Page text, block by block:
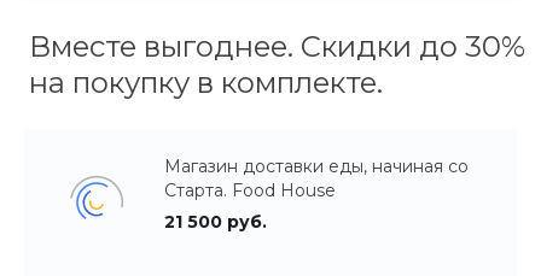
Вместе выгоднее. Скидки до 30%
на покупку в комплекте.
Магазин доставки еды, начиная со
Старта. Food House
21 500 руб.